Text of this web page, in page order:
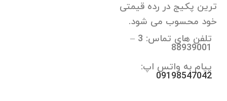
ترین پکیج در رده قیمتی
خود محسوب می شود.
تلفن های تماس: 3 –
88939001
پیام به واتس اپ:
09198547042